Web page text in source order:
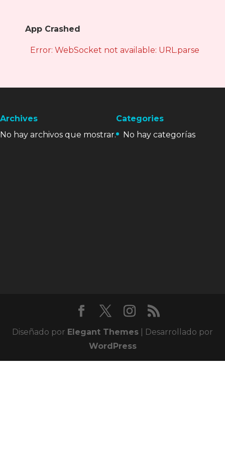
App Crashed
Error: WebSocket not available: URL.parse is
Archives
No hay archivos que mostrar.
Categories
No hay categorías
Diseñado por Elegant Themes | Desarrollado por
WordPress